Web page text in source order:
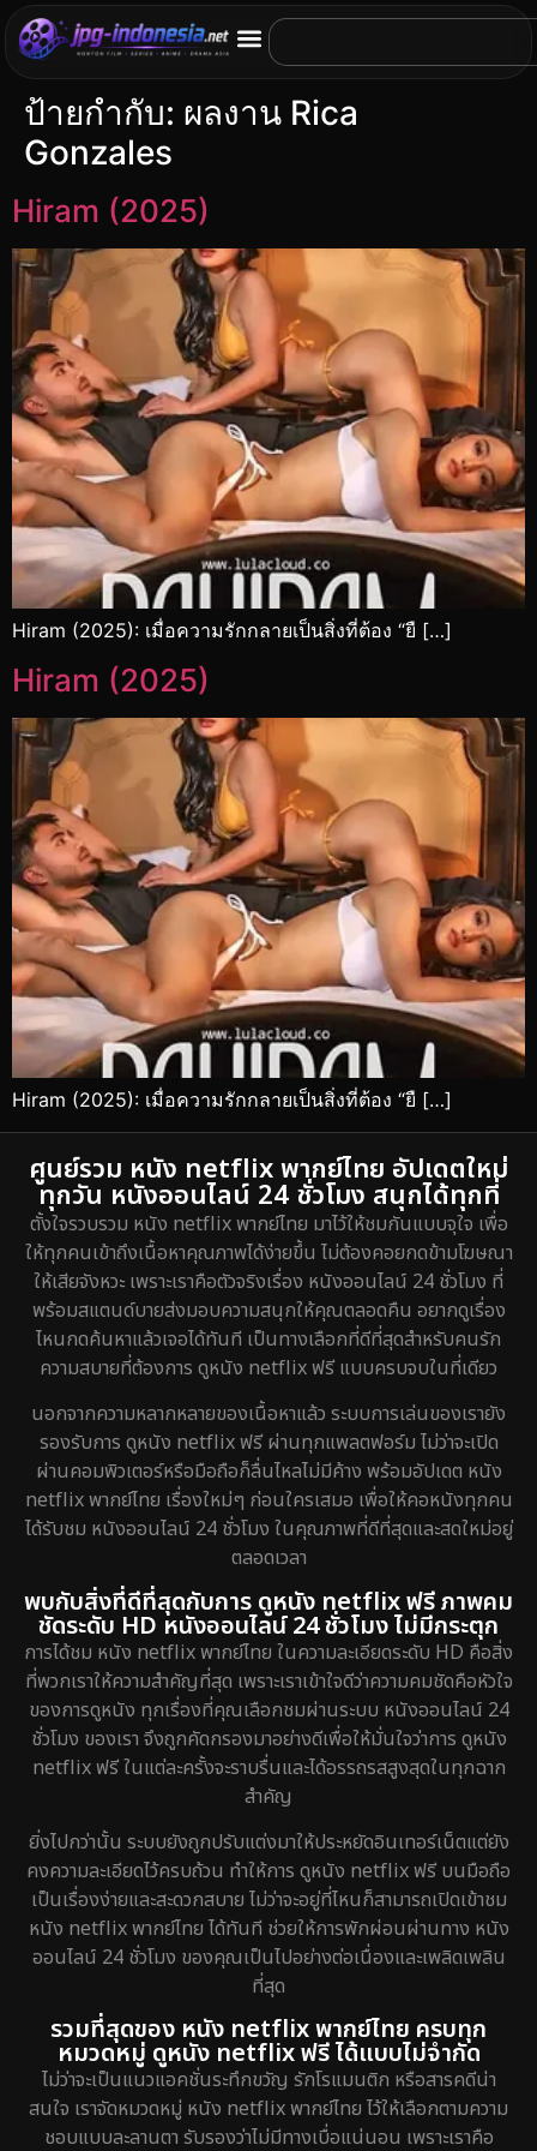
ป้ายกำกับ: ผลงาน Rica
Gonzales
Hiram (2025)
Hiram (2025): เมื่อความรักกลายเป็นสิ่งที่ต้อง “ยื […]
Hiram (2025)
Hiram (2025): เมื่อความรักกลายเป็นสิ่งที่ต้อง “ยื […]
ศูนย์รวม หนัง netflix พากย์ไทย อัปเดตใหม่
ทุกวัน หนังออนไลน์ 24 ชั่วโมง สนุกได้ทุกที่
ตั้งใจรวบรวม หนัง netflix พากย์ไทย มาไว้ให้ชมกันแบบจุใจ เพื่อ
ให้ทุกคนเข้าถึงเนื้อหาคุณภาพได้ง่ายขึ้น ไม่ต้องคอยกดข้ามโฆษณา
ให้เสียจังหวะ เพราะเราคือตัวจริงเรื่อง หนังออนไลน์ 24 ชั่วโมง ที่
พร้อมสแตนด์บายส่งมอบความสนุกให้คุณตลอดคืน อยากดูเรื่อง
ไหนกดค้นหาแล้วเจอได้ทันที เป็นทางเลือกที่ดีที่สุดสำหรับคนรัก
ความสบายที่ต้องการ ดูหนัง netflix ฟรี แบบครบจบในที่เดียว
นอกจากความหลากหลายของเนื้อหาแล้ว ระบบการเล่นของเรายัง
รองรับการ ดูหนัง netflix ฟรี ผ่านทุกแพลตฟอร์ม ไม่ว่าจะเปิด
ผ่านคอมพิวเตอร์หรือมือถือก็ลื่นไหลไม่มีค้าง พร้อมอัปเดต หนัง
netflix พากย์ไทย เรื่องใหม่ๆ ก่อนใครเสมอ เพื่อให้คอหนังทุกคน
ได้รับชม หนังออนไลน์ 24 ชั่วโมง ในคุณภาพที่ดีที่สุดและสดใหม่อยู่
ตลอดเวลา
พบกับสิ่งที่ดีที่สุดกับการ ดูหนัง netflix ฟรี ภาพคม
ชัดระดับ HD หนังออนไลน์ 24 ชั่วโมง ไม่มีกระตุก
การได้ชม หนัง netflix พากย์ไทย ในความละเอียดระดับ HD คือสิ่ง
ที่พวกเราให้ความสำคัญที่สุด เพราะเราเข้าใจดีว่าความคมชัดคือหัวใจ
ของการดูหนัง ทุกเรื่องที่คุณเลือกชมผ่านระบบ หนังออนไลน์ 24
ชั่วโมง ของเรา จึงถูกคัดกรองมาอย่างดีเพื่อให้มั่นใจว่าการ ดูหนัง
netflix ฟรี ในแต่ละครั้งจะราบรื่นและได้อรรถรสสูงสุดในทุกฉาก
สำคัญ
ยิ่งไปกว่านั้น ระบบยังถูกปรับแต่งมาให้ประหยัดอินเทอร์เน็ตแต่ยัง
คงความละเอียดไว้ครบถ้วน ทำให้การ ดูหนัง netflix ฟรี บนมือถือ
เป็นเรื่องง่ายและสะดวกสบาย ไม่ว่าจะอยู่ที่ไหนก็สามารถเปิดเข้าชม
หนัง netflix พากย์ไทย ได้ทันที ช่วยให้การพักผ่อนผ่านทาง หนัง
ออนไลน์ 24 ชั่วโมง ของคุณเป็นไปอย่างต่อเนื่องและเพลิดเพลิน
ที่สุด
รวมที่สุดของ หนัง netflix พากย์ไทย ครบทุก
หมวดหมู่ ดูหนัง netflix ฟรี ได้แบบไม่จำกัด
ไม่ว่าจะเป็นแนวแอคชั่นระทึกขวัญ รักโรแมนติก หรือสารคดีน่า
สนใจ เราจัดหมวดหมู่ หนัง netflix พากย์ไทย ไว้ให้เลือกตามความ
ชอบแบบละลานตา รับรองว่าไม่มีทางเบื่อแน่นอน เพราะเราคือ